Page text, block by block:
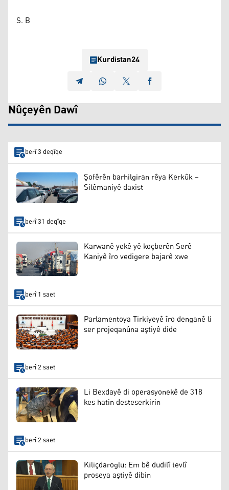
S. B
Kurdistan24
Nûçeyên Dawî
berî 3 deqîqe
Şofêrên barhilgiran rêya Kerkûk –
Silêmaniyê daxist
berî 31 deqîqe
Karwanê yekê yê koçberên Serê
Kaniyê îro vedigere bajarê xwe
berî 1 saet
Parlamentoya Tirkiyeyê îro denganê li
ser projeqanûna aştiyê dide
berî 2 saet
Li Bexdayê di operasyonekê de 318
kes hatin desteserkirin
berî 2 saet
Kiliçdaroglu: Em bê dudilî tevlî
proseya aştiyê dibin